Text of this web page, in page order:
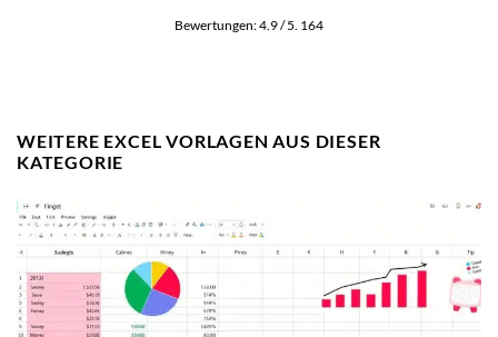
Bewertungen:4.9/ 5. 164
WEITERE EXCEL VORLAGEN AUS DIESER
KATEGORIE